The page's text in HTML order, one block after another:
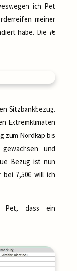
ich Pet
meiner
habe. Die 7€
Sitzbankbezug.
Extremklimaten
zum Nordkap bis
und
Bezug ist nun
7,50€ will ich
Pet, dass ein